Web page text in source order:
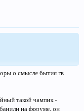
о смысле бытия гв
такой чампик -
на форуме, он